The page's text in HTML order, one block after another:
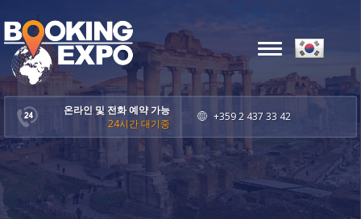
온라인 및 전화 예약 가능
24시간 대기중
+359 2 437 33 42
Toggle